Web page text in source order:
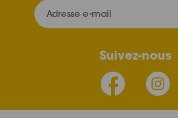
Adresse e-mail
Suivez-nous